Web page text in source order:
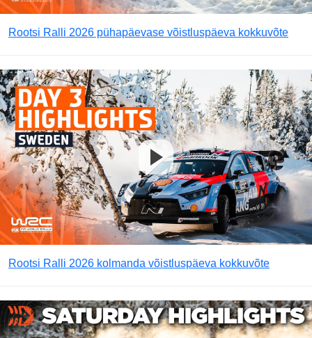
Rootsi Ralli 2026 pühapäevase võistluspäeva kokkuvõte
Rootsi Ralli 2026 kolmanda võistluspäeva kokkuvõte